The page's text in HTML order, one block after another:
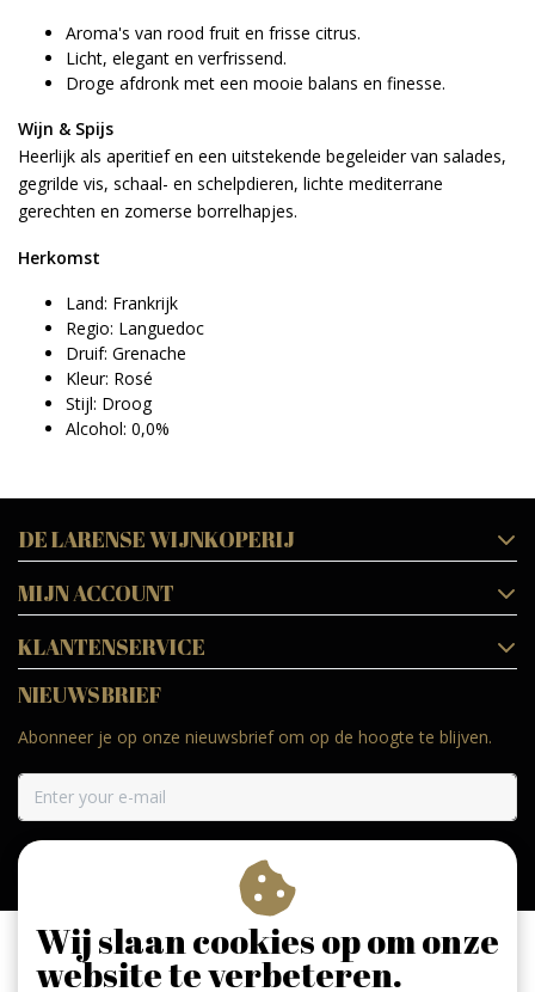
Aroma's van rood fruit en frisse citrus.
Licht, elegant en verfrissend.
Droge afdronk met een mooie balans en finesse.
Wijn & Spijs
Heerlijk als aperitief en een uitstekende begeleider van salades,
gegrilde vis, schaal- en schelpdieren, lichte mediterrane
gerechten en zomerse borrelhapjes.
Herkomst
Land: Frankrijk
Regio: Languedoc
Druif: Grenache
Kleur: Rosé
Stijl: Droog
Alcohol: 0,0%
DE LARENSE WIJNKOPERIJ
MIJN ACCOUNT
KLANTENSERVICE
NIEUWSBRIEF
Abonneer je op onze nieuwsbrief om op de hoogte te blijven.
Wij slaan cookies op om onze
website te verbeteren.